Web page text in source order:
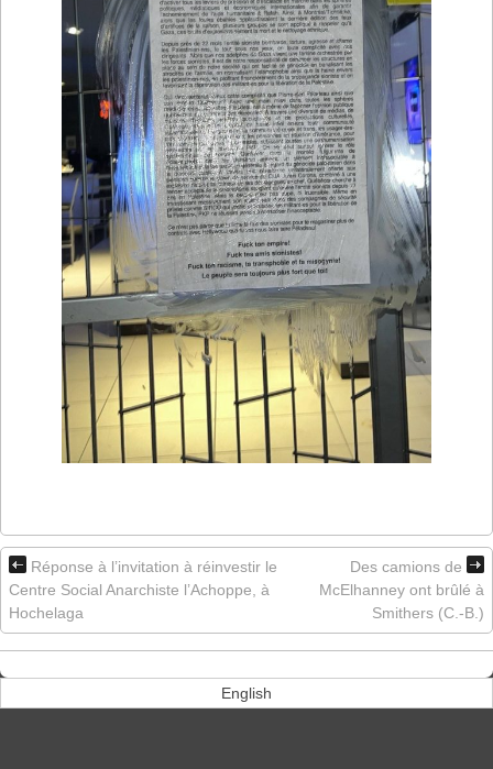
Réponse à l’invitation à réinvestir le
Centre Social Anarchiste l’Achoppe, à
Hochelaga
Des camions de
McElhanney ont brûlé à
Smithers (C.-B.)
English